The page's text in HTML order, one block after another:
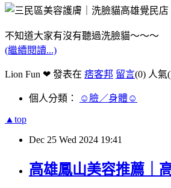
不知道大家有沒有聽過洗臉貓～～～
(繼續閱讀...)
Lion Fun ❤ 發表在 痞客邦 留言(0) 人氣(
個人分類： ☺臉／身體☺
▲top
Dec 25 Wed 2024 19:41
高雄鳳山美容推薦｜